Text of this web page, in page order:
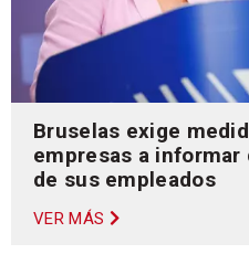
Bruselas exige
empresas a informar
de sus empleados
VER MÁS